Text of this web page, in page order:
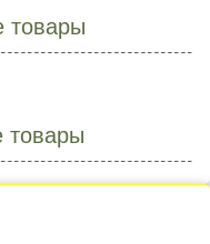
товары
товары